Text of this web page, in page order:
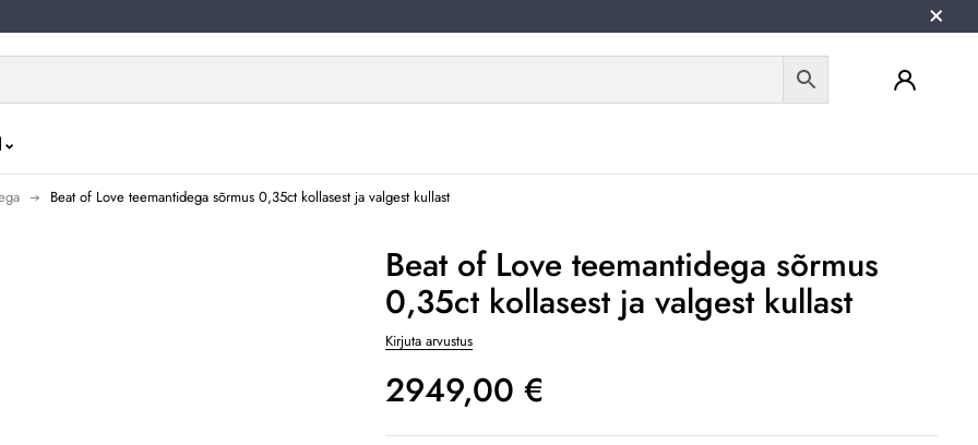
Beat of Love teemantidega sõrmus 0,35ct kollasest ja valgest kullast
Beat of Love teemantidega sõrmus
0,35ct kollasest ja valgest kullast
Kirjuta arvustus
2949,00 €